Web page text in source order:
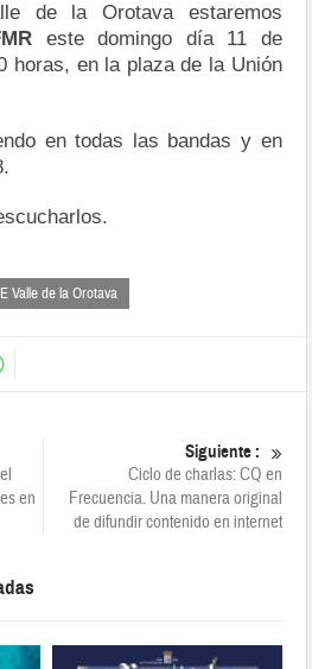
de la Orotava estaremos
este domingo día 11 de
horas, en la plaza de la Unión
en todas las bandas y en
Valle de la Orotava
en
Siguiente :
Ciclo de charlas: CQ en
Frecuencia. Una manera original
de difundir contenido en internet